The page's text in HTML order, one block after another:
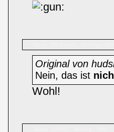
Original von
Nein, das ist
Wohl!